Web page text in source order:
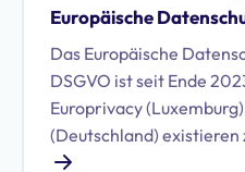
Europäische
Das Europäische
DSGVO ist seit Ende
Europrivacy
(Deutschland) existieren
Datenschutzausschuss